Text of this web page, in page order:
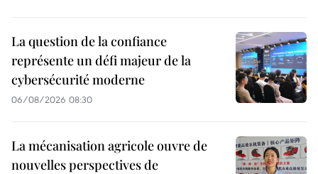
La question de la confiance
représente un défi majeur de la
cybersécurité moderne
06/08/2026 08:30
La mécanisation agricole ouvre de
nouvelles perspectives de